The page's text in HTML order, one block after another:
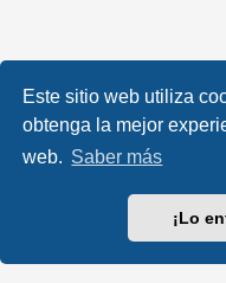
Este sitio web utiliza
obtenga la mejor
web. Saber más
¡Lo